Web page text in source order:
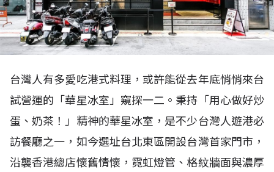
台灣人有多愛吃港式料理，或許能從去年底悄悄來台
試營運的「華星冰室」窺探一二。秉持「用心做好炒
蛋、奶茶！」精神的華星冰室，是不少台灣人遊港必
訪餐廳之一，如今選址台北東區開設台灣首家門市，
沿襲香港總店懷舊情懷，霓虹燈管、格紋牆面與濃厚